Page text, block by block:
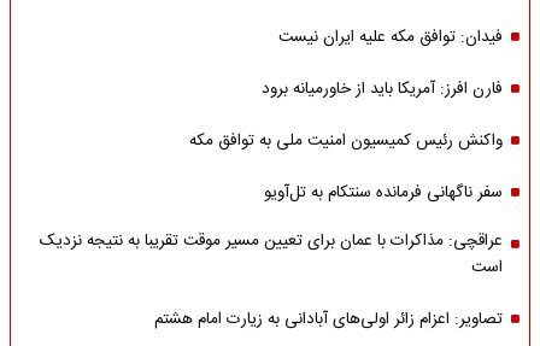
فیدان: توافق مکه علیه ایران نیست
فارن افرز: آمریکا باید از خاورمیانه برود
واکنش رئیس کمیسیون امنیت ملی به توافق مکه
سفر ناگهانی فرمانده سنتکام به تل‌آویو
عراقچی: مذاکرات با عمان برای تعیین مسیر موقت تقریبا به نتیجه نزدیک
است
تصاویر: اعزام زائر اولی‌های آبادانی به زیارت امام هشتم